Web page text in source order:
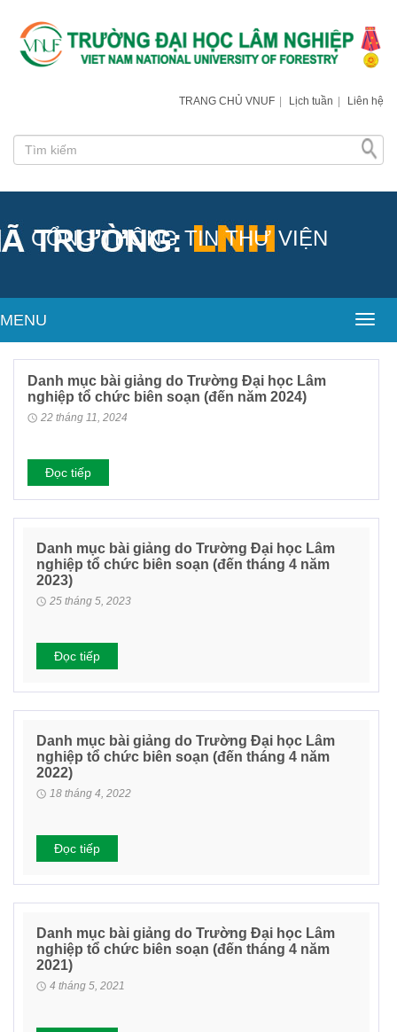
TRANG CHỦ VNUF | Lịch tuần | Liên hệ
CỔNG THÔNG TIN THƯ VIỆN
MENU
Danh mục bài giảng do Trường Đại học Lâm
nghiệp tổ chức biên soạn (đến năm 2024)
22 tháng 11, 2024
Đọc tiếp
Danh mục bài giảng do Trường Đại học Lâm
nghiệp tổ chức biên soạn (đến tháng 4 năm
2023)
25 tháng 5, 2023
Đọc tiếp
Danh mục bài giảng do Trường Đại học Lâm
nghiệp tổ chức biên soạn (đến tháng 4 năm
2022)
18 tháng 4, 2022
Đọc tiếp
Danh mục bài giảng do Trường Đại học Lâm
nghiệp tổ chức biên soạn (đến tháng 4 năm
2021)
4 tháng 5, 2021